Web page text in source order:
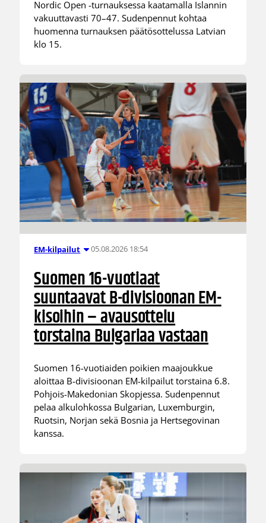
Nordic Open -turnauksessa kaatamalla Islannin
vakuuttavasti 70–47. Sudenpennut kohtaa
huomenna turnauksen päätösottelussa Latvian
klo 15.
EM-kilpailut 05.08.2026 18:54
Suomen 16-vuotiaat
suuntaavat B-divisioonan EM-
kisoihin – avausottelu
torstaina Bulgariaa vastaan
Suomen 16-vuotiaiden poikien maajoukkue
aloittaa B-divisioonan EM-kilpailut torstaina 6.8.
Pohjois-Makedonian Skopjessa. Sudenpennut
pelaa alkulohkossa Bulgarian, Luxemburgin,
Ruotsin, Norjan sekä Bosnia ja Hertsegovinan
kanssa.